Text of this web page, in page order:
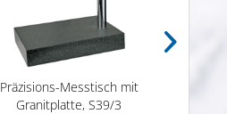
Präzisions-Messtisch mit
Granitplatte, S39/3